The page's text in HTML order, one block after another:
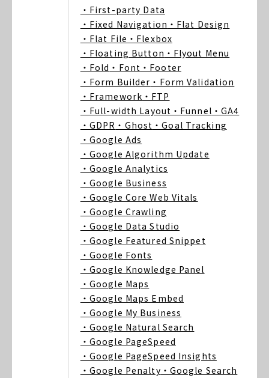
・First-party Data
・Fixed Navigation ・Flat Design
・Flat File ・Flexbox
・Floating Button ・Flyout Menu
・Fold ・Font ・Footer
・Form Builder ・Form Validation
・Framework ・FTP
・Full-width Layout ・Funnel ・GA4
・GDPR ・Ghost ・Goal Tracking
・Google Ads
・Google Algorithm Update
・Google Analytics
・Google Business
・Google Core Web Vitals
・Google Crawling
・Google Data Studio
・Google Featured Snippet
・Google Fonts
・Google Knowledge Panel
・Google Maps
・Google Maps Embed
・Google My Business
・Google Natural Search
・Google PageSpeed
・Google PageSpeed Insights
・Google Penalty ・Google Search